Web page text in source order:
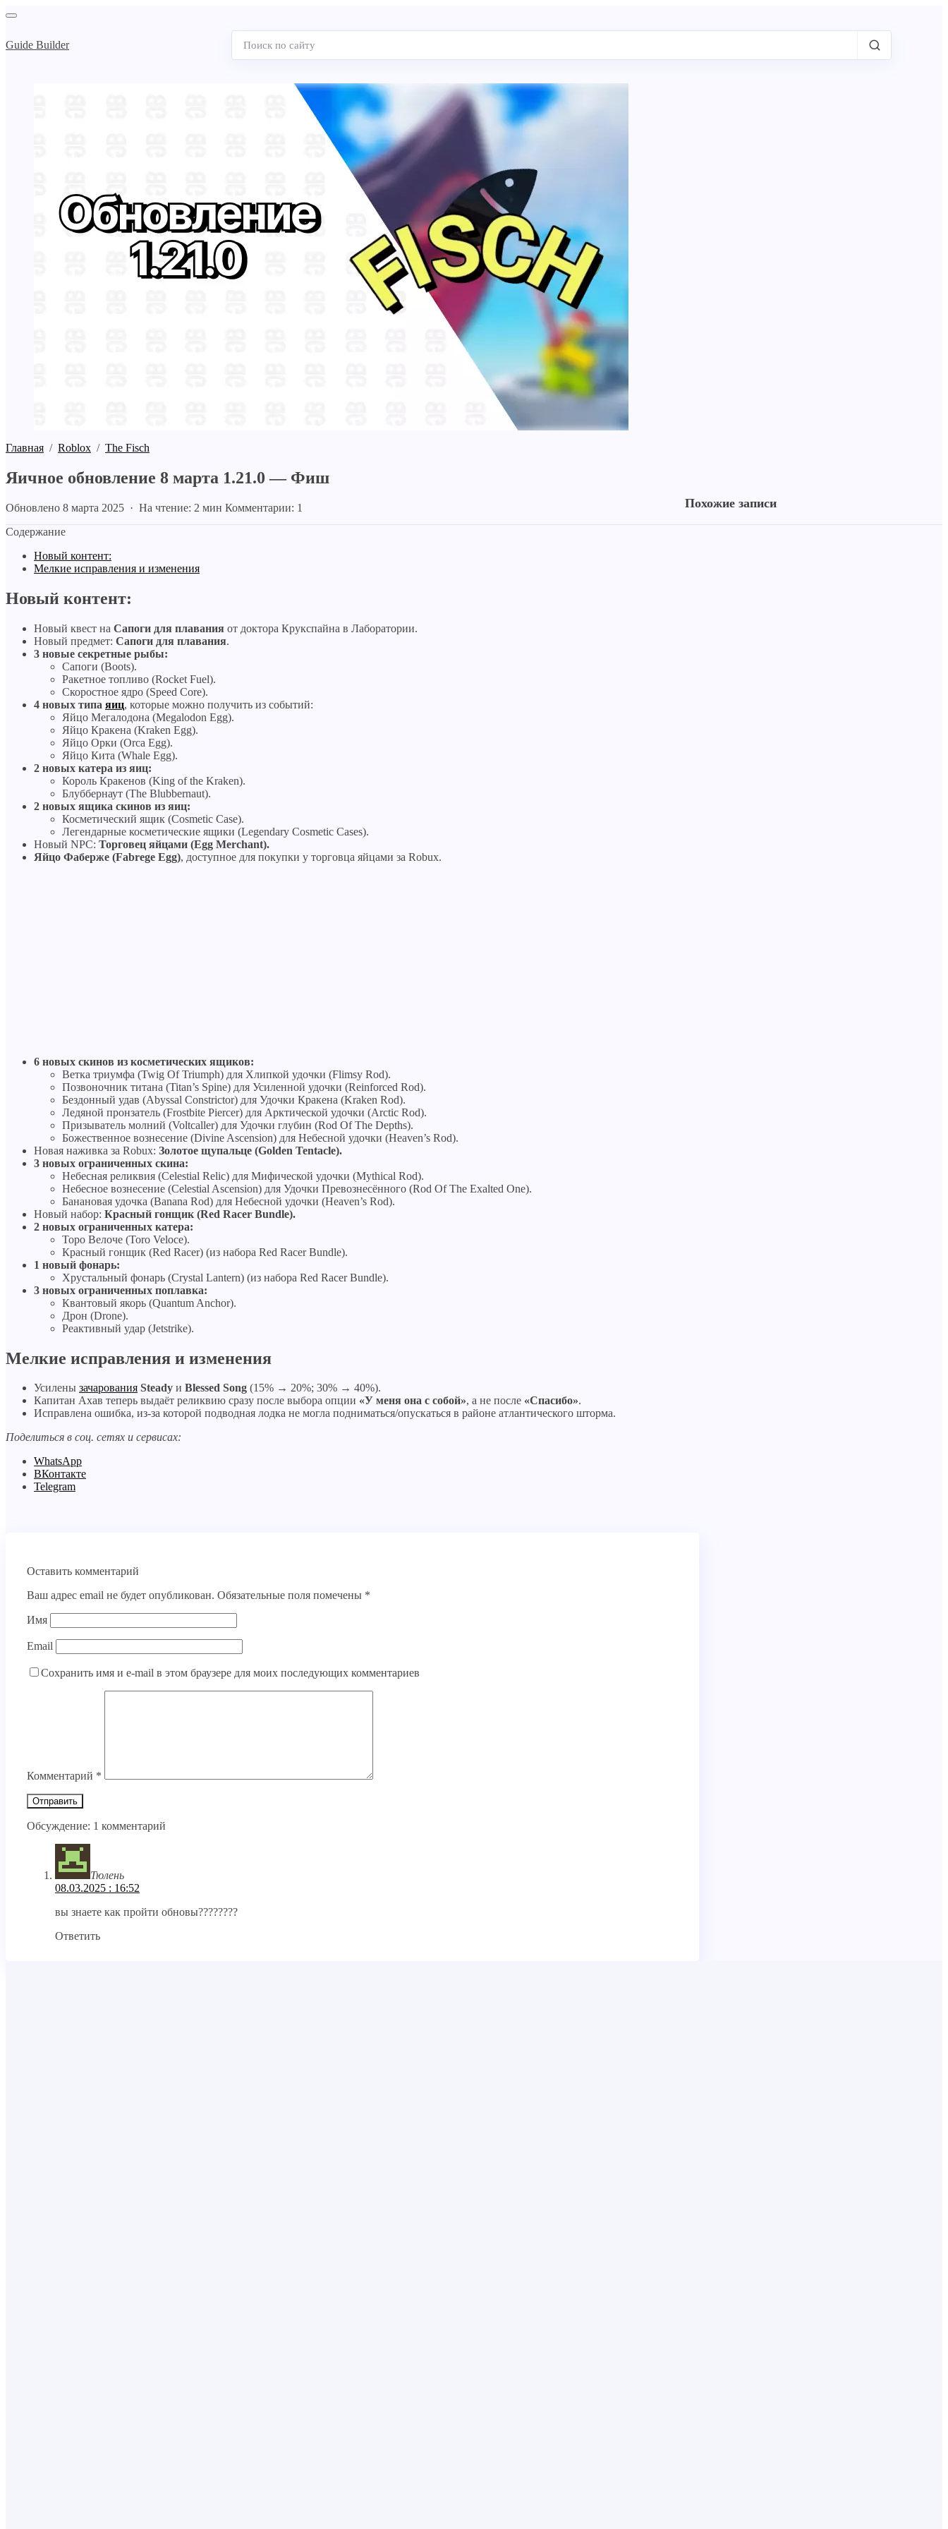
Guide Builder
Поиск
по
Главная / Roblox / The Fisch
Яичное обновление 8 марта 1.21.0 — Фиш
Обновлено 8 марта 2025 · На чтение: 2 мин Комментарии: 1
Содержание
Новый контент:
Мелкие исправления и изменения
Новый контент:
Новый квест на Сапоги для плавания от доктора Крукспайна в Лаборатории.
Новый предмет: Сапоги для плавания.
3 новые секретные рыбы:
Сапоги (Boots).
Ракетное топливо (Rocket Fuel).
Скоростное ядро (Speed Core).
4 новых типа яиц, которые можно получить из событий:
Яйцо Мегалодона (Megalodon Egg).
Яйцо Кракена (Kraken Egg).
Яйцо Орки (Orca Egg).
Яйцо Кита (Whale Egg).
2 новых катера из яиц:
Король Кракенов (King of the Kraken).
Блуббернаут (The Blubbernaut).
2 новых ящика скинов из яиц:
Косметический ящик (Cosmetic Case).
Легендарные косметические ящики (Legendary Cosmetic Cases).
Новый NPC: Торговец яйцами (Egg Merchant).
Яйцо Фаберже (Fabrege Egg), доступное для покупки у торговца яйцами за Robux.
6 новых скинов из косметических ящиков:
Ветка триумфа (Twig Of Triumph) для Хлипкой удочки (Flimsy Rod).
Позвоночник титана (Titan’s Spine) для Усиленной удочки (Reinforced Rod).
Бездонный удав (Abyssal Constrictor) для Удочки Кракена (Kraken Rod).
Ледяной пронзатель (Frostbite Piercer) для Арктической удочки (Arctic Rod).
Призыватель молний (Voltcaller) для Удочки глубин (Rod Of The Depths).
Божественное вознесение (Divine Ascension) для Небесной удочки (Heaven’s Rod).
Новая наживка за Robux: Золотое щупальце (Golden Tentacle).
3 новых ограниченных скина:
Небесная реликвия (Celestial Relic) для Мифической удочки (Mythical Rod).
Небесное вознесение (Celestial Ascension) для Удочки Превознесённого (Rod Of The Exalted One).
Банановая удочка (Banana Rod) для Небесной удочки (Heaven’s Rod).
Новый набор: Красный гонщик (Red Racer Bundle).
2 новых ограниченных катера:
Торо Велоче (Toro Veloce).
Красный гонщик (Red Racer) (из набора Red Racer Bundle).
1 новый фонарь:
Хрустальный фонарь (Crystal Lantern) (из набора Red Racer Bundle).
3 новых ограниченных поплавка:
Квантовый якорь (Quantum Anchor).
Дрон (Drone).
Реактивный удар (Jetstrike).
Мелкие исправления и изменения
Усилены зачарования Steady и Blessed Song (15% → 20%; 30% → 40%).
Капитан Ахав теперь выдаёт реликвию сразу после выбора опции «У меня она с собой», а не после «Спасибо».
Исправлена ошибка, из-за которой подводная лодка не могла подниматься/опускаться в районе атлантического шторма.
Поделиться в соц. сетях и сервисах:
WhatsApp
ВКонтакте
Telegram
Оставить комментарий
Ваш адрес email не будет опубликован. Обязательные поля помечены *
Имя
Email
Сохранить имя и e-mail в этом браузере для моих последующих комментариев
Комментарий *
Обсуждение: 1 комментарий
Тюлень
08.03.2025 : 16:52
вы знаете как пройти обновы????????
Ответить
Похожие записи